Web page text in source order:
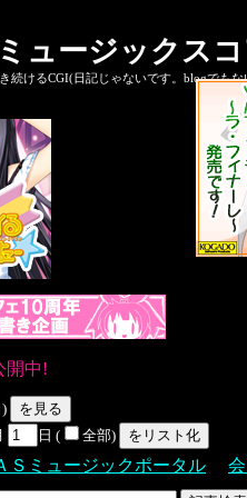
ュージックス
続けるCGI(日記じゃないです。blogでもな
開中!
日 ( 全部)
Ｓミュージックポータル